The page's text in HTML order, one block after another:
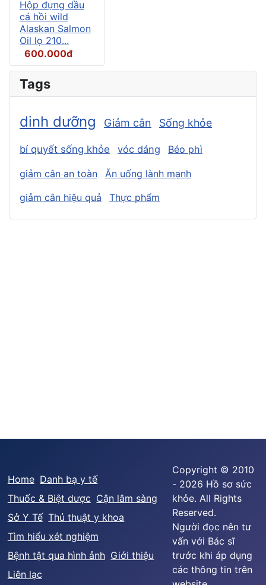
Hộp đựng dầu
cá hồi wild
Alaskan Salmon
Oil lọ 210...
600.000đ
Tags
dinh dưỡng Giảm cân Sống khỏe
bí quyết sống khỏe vóc dáng Béo phì
giảm cân an toàn
Ăn uống lành mạnh
giảm cân hiệu quả
Thực phẩm
Home Danh bạ y tế
Thuốc & Biệt dược Cận lâm sàng
Sở Y Tế Thủ thuật y khoa
Tìm hiểu xét nghiệm
Bệnh tật qua hình ảnh Giới thiệu
Liên lạc
Copyright © 2010
- 2026 Hồ sơ sức
khỏe. All Rights
Reserved.
Người đọc nên tư
vấn với Bác sĩ
trước khi áp dụng
các thông tin trên